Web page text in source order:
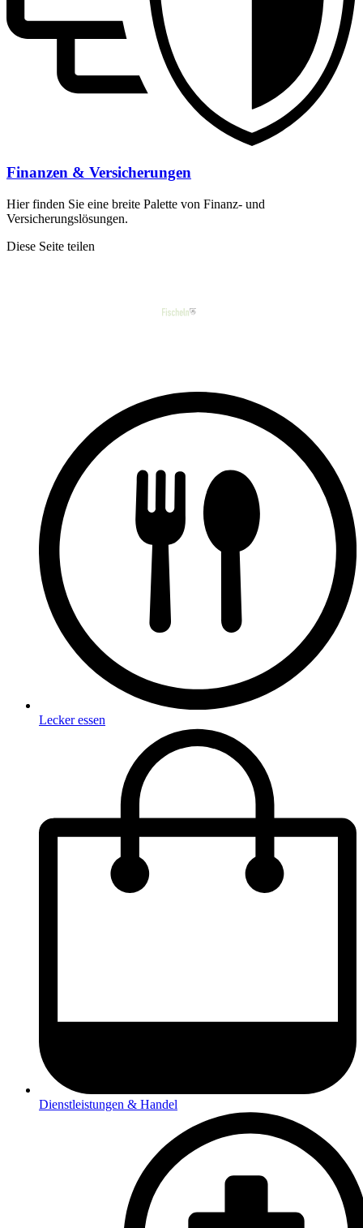
Finanzen & Versicherungen
Hier finden Sie eine breite Palette von Finanz- und
Versicherungslösungen.
Diese Seite teilen
Lecker essen
Dienstleistungen & Handel